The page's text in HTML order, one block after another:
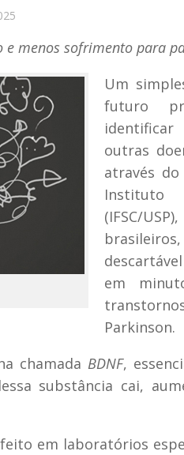
menos sofrimento para
Um
futuro
identificar
outras
através
Instituto
(IFSC/
em
Parkinson.
chamada BDNF,
substância cai,
em laboratórios